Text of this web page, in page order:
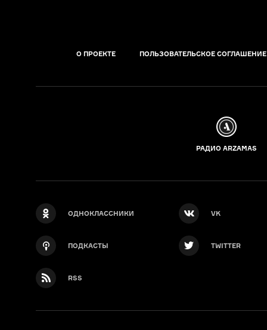
О ПРОЕКТЕ ПОЛЬЗОВАТЕЛЬСКОЕ СОГЛАШЕНИЕ
РАДИО ARZAMAS
ОДНОКЛАССНИКИ VK
ПОДКАСТЫ TWITTER
RSS